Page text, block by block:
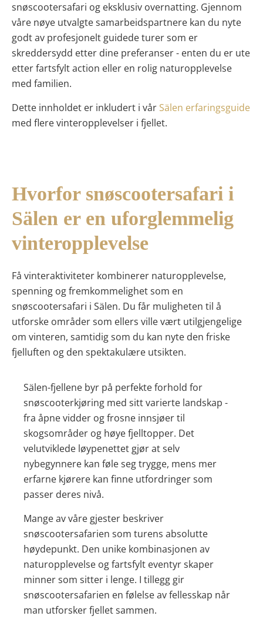
snøscootersafari og eksklusiv overnatting. Gjennom
våre nøye utvalgte samarbeidspartnere kan du nyte
godt av profesjonelt guidede turer som er
skreddersydd etter dine preferanser - enten du er ute
etter fartsfylt action eller en rolig naturopplevelse
med familien.
Dette innholdet er inkludert i vår Sälen erfaringsguide
med flere vinteropplevelser i fjellet.
Hvorfor snøscootersafari i
Sälen er en uforglemmelig
vinteropplevelse
Få vinteraktiviteter kombinerer naturopplevelse,
spenning og fremkommelighet som en
snøscootersafari i Sälen. Du får muligheten til å
utforske områder som ellers ville vært utilgjengelige
om vinteren, samtidig som du kan nyte den friske
fjelluften og den spektakulære utsikten.
Sälen-fjellene byr på perfekte forhold for
snøscooterkjøring med sitt varierte landskap -
fra åpne vidder og frosne innsjøer til
skogsområder og høye fjelltopper. Det
velutviklede løypenettet gjør at selv
nybegynnere kan føle seg trygge, mens mer
erfarne kjørere kan finne utfordringer som
passer deres nivå.
Mange av våre gjester beskriver
snøscootersafarien som turens absolutte
høydepunkt. Den unike kombinasjonen av
naturopplevelse og fartsfylt eventyr skaper
minner som sitter i lenge. I tillegg gir
snøscootersafarien en følelse av fellesskap når
man utforsker fjellet sammen.